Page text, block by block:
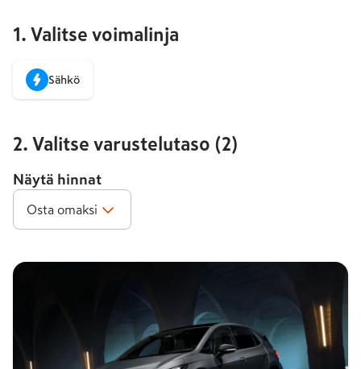
1. Valitse voimalinja
Sähkö
2. Valitse varustelutaso (2)
Näytä hinnat
Osta omaksi